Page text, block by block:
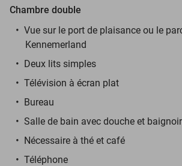
Chambre double
Vue sur le port de plaisance ou le
Kennemerland
Deux lits simples
Télévision à écran plat
Bureau
Salle de bain avec douche et
Nécessaire à thé et café
Téléphone